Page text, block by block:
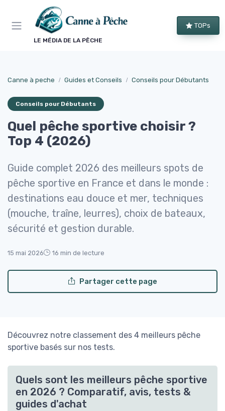
LE MÉDIA DE LA PÊCHE
TOPs
Canne à peche Guides et Conseils Conseils pour Débutants
Conseils pour Débutants
Quel pêche sportive choisir ?
Top 4 (2026)
Guide complet 2026 des meilleurs spots de
pêche sportive en France et dans le monde :
destinations eau douce et mer, techniques
(mouche, traîne, leurres), choix de bateaux,
sécurité et gestion durable.
15 mai 2026 16 min de lecture
Partager cette page
Découvrez notre classement des 4 meilleurs pêche
sportive basés sur nos tests.
Quels sont les meilleurs pêche sportive
en 2026 ? Comparatif, avis, tests &
guides d'achat
Panneau de gestion des cookies